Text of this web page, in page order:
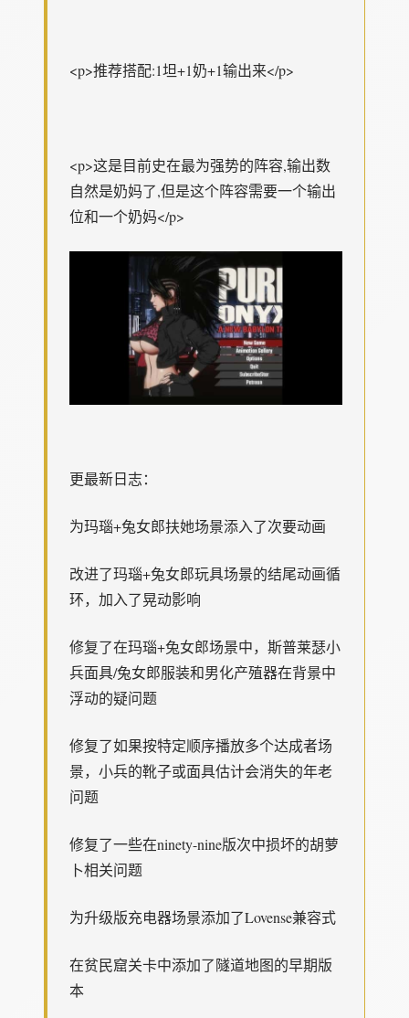
<p>推荐搭配:1坦+1奶+1输出来</p>
<p>这是目前史在最为强势的阵容,输出数
自然是奶妈了,但是这个阵容需要一个输出
位和一个奶妈</p>
更最新日志：
为玛瑙+兔女郎扶她场景添入了次要动画
改进了玛瑙+兔女郎玩具场景的结尾动画循
环，加入了晃动影响
修复了在玛瑙+兔女郎场景中，斯普莱瑟小
兵面具/兔女郎服装和男化产殖器在背景中
浮动的疑问题
修复了如果按特定顺序播放多个达成者场
景，小兵的靴子或面具估计会消失的年老
问题
修复了一些在ninety-nine版次中损坏的胡萝
卜相关问题
为升级版充电器场景添加了Lovense兼容式
在贫民窟关卡中添加了隧道地图的早期版
本